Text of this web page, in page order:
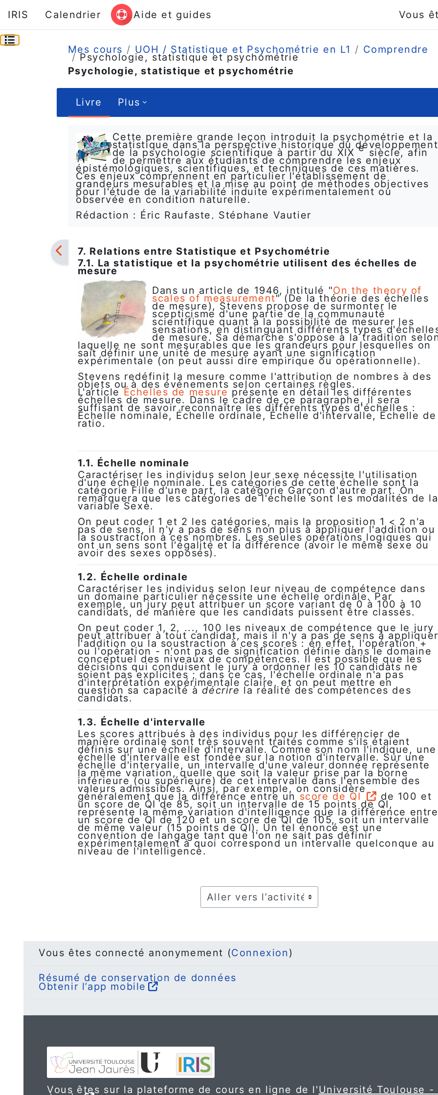
Passer au contenu principal
IRIS
Calendrier Aide et guides Vous
Ouvrir l’index du cours
Mes cours
UOH / Statistique et Psychométrie en L1 Comprendre
Psychologie, statistique et psychométrie
Psychologie, statistique et psychométrie
Livre Plus
Cette première grande leçon introduit la psychométrie et la
statistique dans la perspective historique du développement
de la psychologie scientifique à partir du XIXesiècle, afin
de permettre aux étudiants de comprendre les enjeux
épistémologiques, scientifiques, et techniques de ces matières.
Ces enjeux comprennent en particulier l'établissement de
grandeurs mesurables et la mise au point de méthodes objectives
pour l'étude de la variabilité induite expérimentalement ou
observée en condition naturelle.
Rédaction : Éric Raufaste, Stéphane Vautier
7. Relations entre Statistique et Psychométrie
7.1. La statistique et la psychométrie utilisent des échelles de
mesure
Dans un article de 1946, intitulé "On the theory of
scales of measurement" (De la théorie des échelles
de mesure), Stevens propose de surmonter le
scepticisme d'une partie de la communauté
scientifique quant à la possibilité de mesurer les
sensations, en distinguant différents types
de mesure. Sa démarche s'oppose à la tradition
laquelle ne sont mesurables que les grandeurs pour lesquelles on
sait définir une unité de mesure ayant une signification
expérimentale (on peut aussi dire empirique ou opérationnelle).
Stevens redéfinit la mesure comme l'attribution de nombres à des
objets ou à des événements selon certaines règles.
L'article Échelles de mesure présente en détail les différentes
échelles de mesure. Dans le cadre de ce paragraphe, il sera
suffisant de savoir reconnaître les différents types d'échelles :
Échelle nominale, Échelle ordinale, Échelle d'intervalle, Échelle de
ratio.
1.1. Échelle nominale
Caractériser les individus selon leur sexe nécessite l'utilisation
d'une échelle nominale. Les catégories de cette échelle sont la
catégorie Fille d'une part, la catégorie Garçon d'autre part. On
remarquera que les catégories de l'échelle sont les modalités de la
variable Sexe.
On peut coder 1 et 2 les catégories, mais la proposition 1 < 2 n'a
pas de sens, il n'y a pas de sens non plus à appliquer l'addition ou
la soustraction à ces nombres. Les seules opérations logiques qui
ont un sens sont l'égalité et la différence (avoir le même sexe ou
avoir des sexes opposés).
1.2. Échelle ordinale
Caractériser les individus selon leur niveau de compétence dans
un domaine particulier nécessite une échelle ordinale. Par
exemple, un jury peut attribuer un score variant de 0 à 100 à 10
candidats, de manière que les candidats puissent être classés.
On peut coder 1, 2, ..., 100 les niveaux de compétence que le jury
peut attribuer à tout candidat, mais il n'y a pas de sens à appliquer
l'addition ou la soustraction à ces scores : en effet, l'opération +
ou l'opération - n'ont pas de signification définie dans le domaine
conceptuel des niveaux de compétences. Il est possible que les
décisions qui conduisent le jury à ordonner les 10 candidats ne
soient pas explicites ; dans ce cas, l'échelle ordinale n'a pas
d'interprétation expérimentale claire, et on peut mettre en
question sa capacité à décrire la réalité des compétences des
candidats.
1.3. Échelle d'intervalle
Les scores attribués à des individus pour les différencier de
manière ordinale sont très souvent traités comme s'ils étaient
définis sur une échelle d'intervalle. Comme son nom l'indique, une
échelle d'intervalle est fondée sur la notion d'intervalle. Sur une
échelle d'intervalle, un intervalle d'une valeur donnée représente
la même variation, quelle que soit la valeur prise par la borne
inférieure (ou supérieure) de cet intervalle dans l'ensemble des
valeurs admissibles. Ainsi, par exemple, on considère
généralement que la différence entre unscore de QI de 100 et
un score de QI de 85, soit un intervalle de 15 points de QI,
représente la même variation d'intelligence que la différence entre
un score de QI de 120 et un score de QI de 105, soit un intervalle
de même valeur (15 points de QI). Un tel énoncé est une
convention de langage tant que l'on ne sait pas définir
expérimentalement à quoi correspond un intervalle quelconque au
niveau de l'intelligence.
Aller vers l’activité
Vous êtes connecté anonymement (Connexion)
Résumé de conservation de données
Obtenir l’app mobile
Vous êtes sur la plateforme de cours en ligne de l'Université Toulouse -